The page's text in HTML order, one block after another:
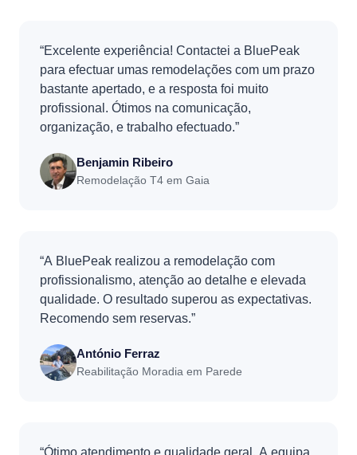
“Excelente experiência! Contactei a BluePeak
para efectuar umas remodelações com um prazo
bastante apertado, e a resposta foi muito
profissional. Ótimos na comunicação,
organização, e trabalho efectuado.”
Benjamin Ribeiro
Remodelação T4 em Gaia
“A BluePeak realizou a remodelação com
profissionalismo, atenção ao detalhe e elevada
qualidade. O resultado superou as expectativas.
Recomendo sem reservas.”
António Ferraz
Reabilitação Moradia em Parede
“Ótimo atendimento e qualidade geral. A equipa